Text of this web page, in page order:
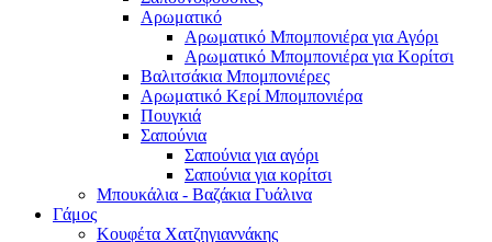
Αρωματικό
Αρωματικό Μπομπονιέρα για Αγόρι
Αρωματικό Μπομπονιέρα για Κορίτσι
Βαλιτσάκια Μπομπονιέρες
Αρωματικό Κερί Μπομπονιέρα
Πουγκιά
Σαπούνια
Σαπούνια για αγόρι
Σαπούνια για κορίτσι
Μπουκάλια - Βαζάκια Γυάλινα
Γάμος
Κουφέτα Χατζηγιαννάκης